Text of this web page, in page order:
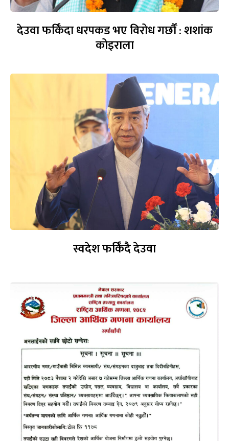
देउवा फर्किँदा धरपकड भए विरोध गर्छौँं : शशांक
कोइराला
स्वदेश फर्किँदै देउवा